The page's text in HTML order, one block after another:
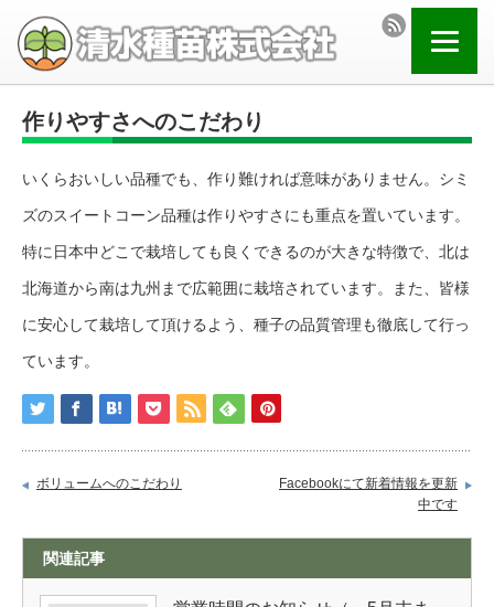
作りやすさへのこだわり
いくらおいしい品種でも、作り難ければ意味がありません。シミ
ズのスイートコーン品種は作りやすさにも重点を置いています。
特に日本中どこで栽培しても良くできるのが大きな特徴で、北は
北海道から南は九州まで広範囲に栽培されています。また、皆様
に安心して栽培して頂けるよう、種子の品質管理も徹底して行っ
ています。
ボリュームへのこだわり
Facebookにて新着情報を更新
中です
関連記事